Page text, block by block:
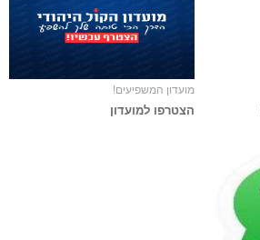
מועדון המשפיעים!
הצטרפו למועדון